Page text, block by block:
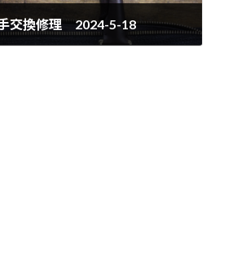
交換修理 2024-5-18